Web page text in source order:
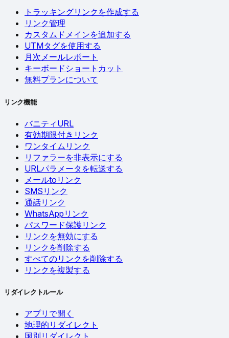
トラッキングリンクを作成する
リンク管理
カスタムドメインを追加する
UTMタグを使用する
月次メールレポート
キーボードショートカット
無料プランについて
リンク機能
バニティURL
有効期限付きリンク
ワンタイムリンク
リファラーを非表示にする
URLパラメータを転送する
メールtoリンク
SMSリンク
通話リンク
WhatsAppリンク
パスワード保護リンク
リンクを無効にする
リンクを削除する
すべてのリンクを削除する
リンクを複製する
リダイレクトルール
アプリで開く
地理的リダイレクト